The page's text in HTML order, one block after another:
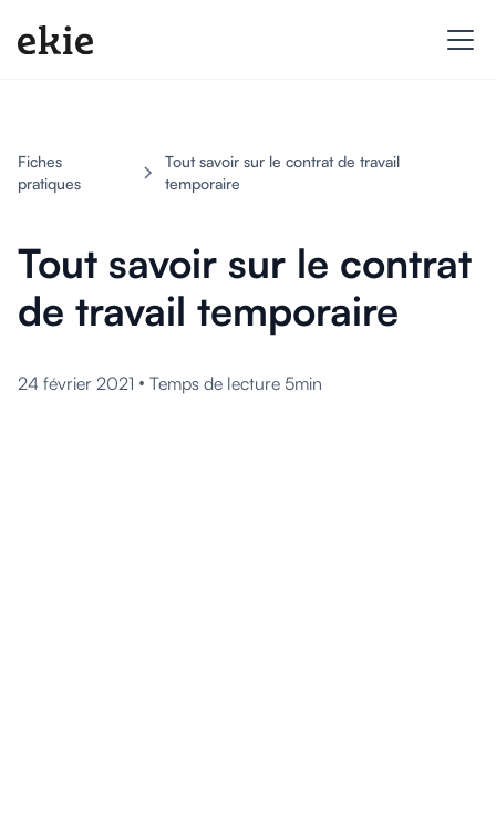
Fiches
pratiques
Tout savoir sur le contrat de travail
temporaire
Tout savoir sur le contrat
de travail temporaire
24 février 2021 • Temps de lecture 5min